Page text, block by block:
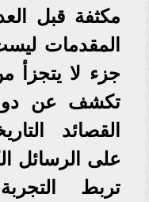
مكثفة قبل
المقدمات
جزء لا يتجزأ
تكشف عن
القصائد
على الرسائل
تربط